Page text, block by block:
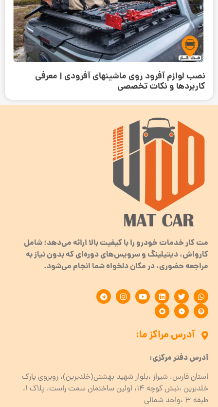
نصب لوازم آفرود روی ماشینهای آفرودی | معرفی
کاربردها و نکات تخصصی
مت کار خدمات خودرو را با کیفیت بالا ارائه می‌دهد؛ شامل
کارواش، دیتیلینگ و سرویس‌های دوره‌ای که بدون نیاز به
مراجعه حضوری، در مکان دلخواه شما انجام می‌شود.
آدرس مراکز ما:
آدرس دفتر مرکزی:
استان فارس، شیراز ،بلوار شهید بهشتی(خلدبرین)، روبروی پارک
خلدبرین ،نبش کوچه ۱۴، اولین ساختمان سمت راست، پلاک 1،
طبقه ۳ ،واحد شمالی